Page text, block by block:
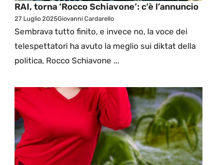
RAI, torna ‘Rocco Schiavone’: c’è l’annuncio
27 Luglio 2025Giovanni Cardarello
Sembrava tutto finito, e invece no, la voce dei
telespettatori ha avuto la meglio sui diktat della
politica, Rocco Schiavone ...